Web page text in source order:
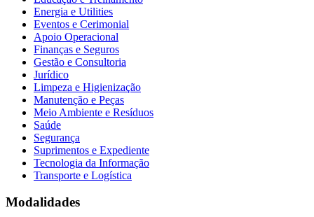
Energia e Utilities
Eventos e Cerimonial
Apoio Operacional
Finanças e Seguros
Gestão e Consultoria
Jurídico
Limpeza e Higienização
Manutenção e Peças
Meio Ambiente e Resíduos
Saúde
Segurança
Suprimentos e Expediente
Tecnologia da Informação
Transporte e Logística
Modalidades